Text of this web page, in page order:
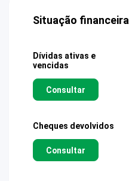
Situação financeira
Dívidas ativas e
vencidas
Consultar
Cheques devolvidos
Consultar